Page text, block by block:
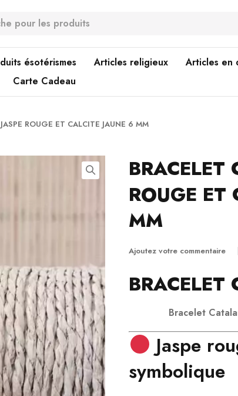
ésotérismes Articles religieux Articles en
Carte Cadeau
ROUGE ET CALCITE JAUNE 6 MM
BRACELET
ROUGE ET
MM
Ajoutez votre commentaire
Bracelet
Jaspe
symbolique